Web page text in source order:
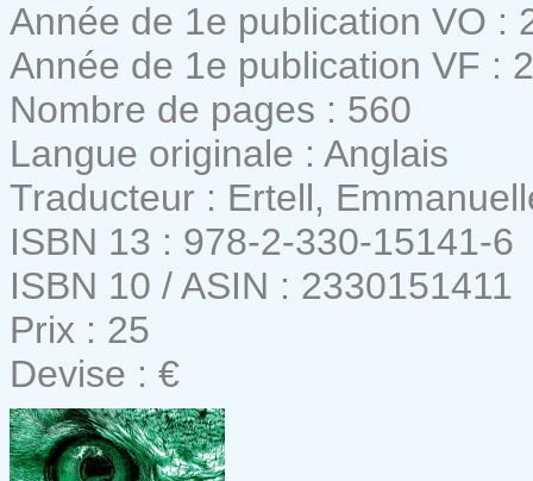
Année de 1e publication VO :
Année de 1e publication VF :
Nombre de pages : 560
Langue originale : Anglais
Traducteur : Ertell,
ISBN 13 : 978-2-330-15141-6
ISBN 10 / ASIN : 2330151411
Prix : 25
Devise : €